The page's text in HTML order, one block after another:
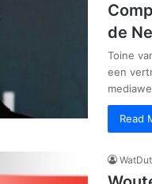
de
Toine
een
Read